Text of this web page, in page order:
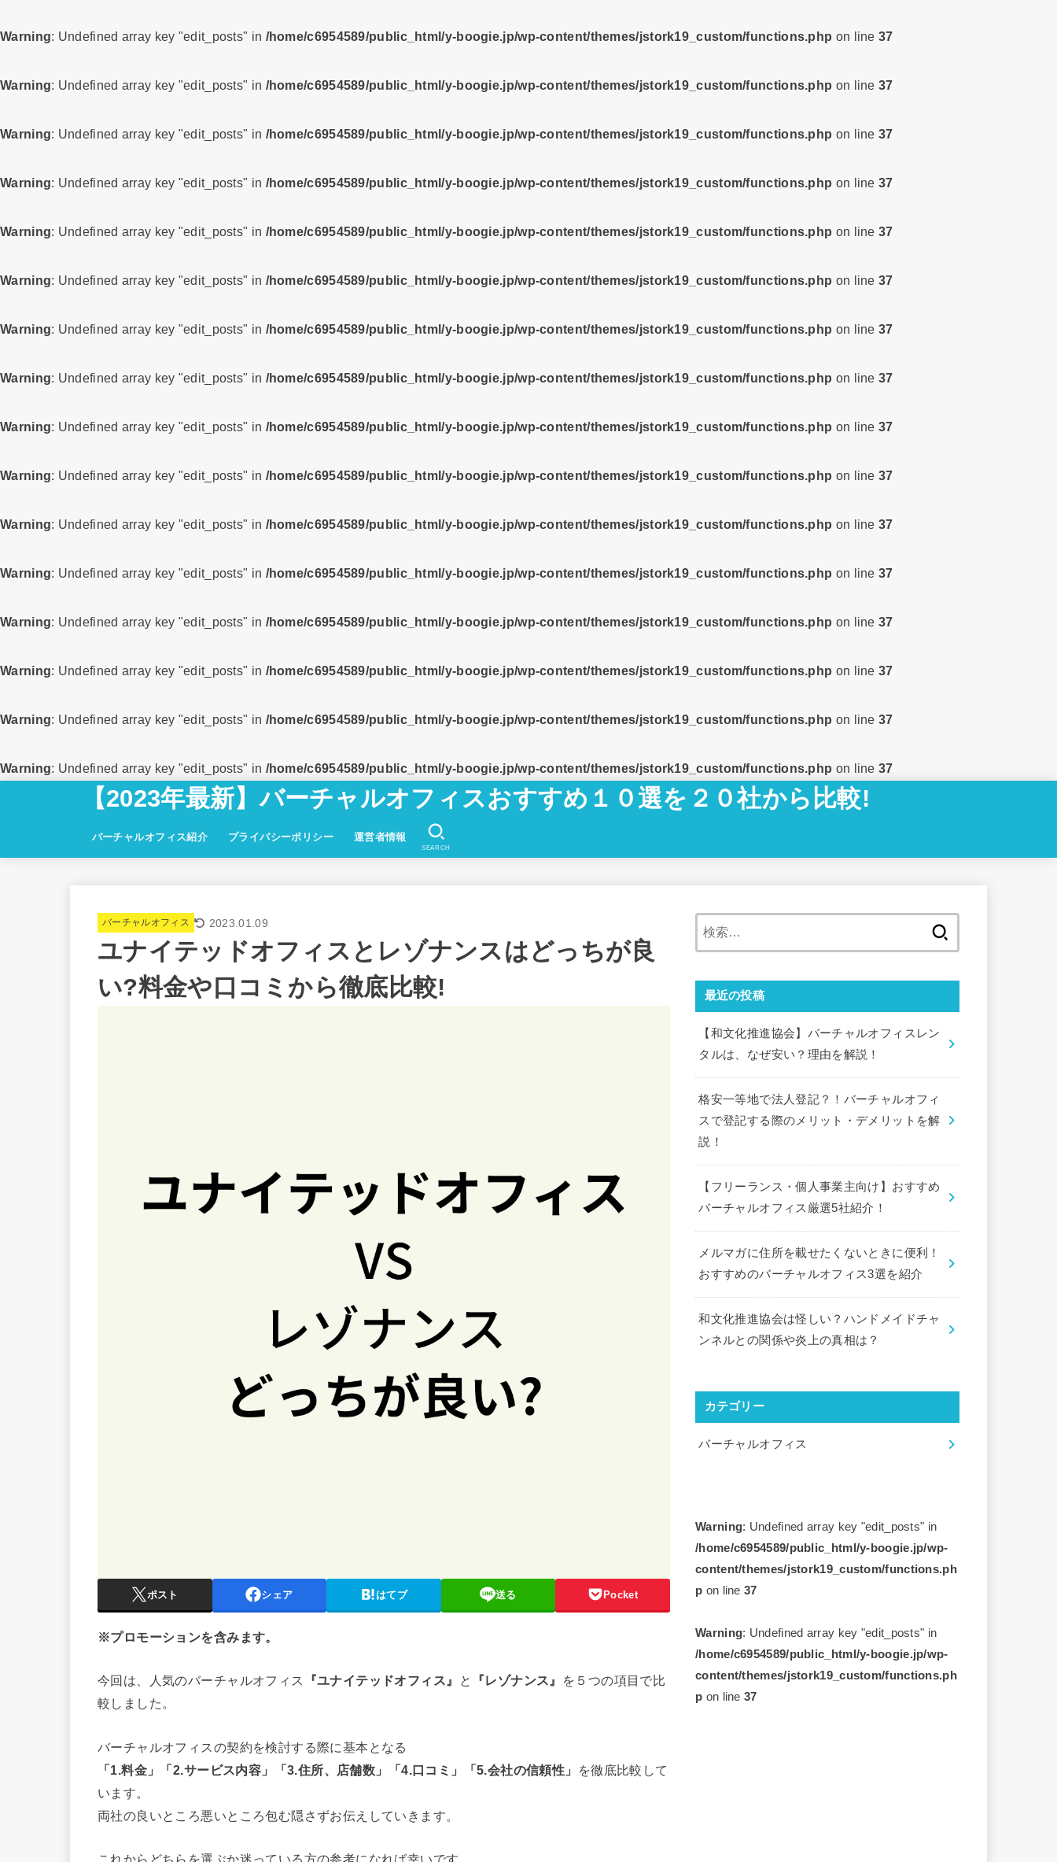
Warning: Undefined array key "edit_posts" in /home/c6954589/public_html/y-boogie.jp/wp-content/themes/jstork19_custom/functions.php on line37
Warning: Undefined array key "edit_posts" in /home/c6954589/public_html/y-boogie.jp/wp-content/themes/jstork19_custom/functions.php on line37
Warning: Undefined array key "edit_posts" in /home/c6954589/public_html/y-boogie.jp/wp-content/themes/jstork19_custom/functions.php on line37
Warning: Undefined array key "edit_posts" in /home/c6954589/public_html/y-boogie.jp/wp-content/themes/jstork19_custom/functions.php on line37
Warning: Undefined array key "edit_posts" in /home/c6954589/public_html/y-boogie.jp/wp-content/themes/jstork19_custom/functions.php on line37
Warning: Undefined array key "edit_posts" in /home/c6954589/public_html/y-boogie.jp/wp-content/themes/jstork19_custom/functions.php on line37
Warning: Undefined array key "edit_posts" in /home/c6954589/public_html/y-boogie.jp/wp-content/themes/jstork19_custom/functions.php on line37
Warning: Undefined array key "edit_posts" in /home/c6954589/public_html/y-boogie.jp/wp-content/themes/jstork19_custom/functions.php on line37
Warning: Undefined array key "edit_posts" in /home/c6954589/public_html/y-boogie.jp/wp-content/themes/jstork19_custom/functions.php on line37
Warning: Undefined array key "edit_posts" in /home/c6954589/public_html/y-boogie.jp/wp-content/themes/jstork19_custom/functions.php on line37
Warning: Undefined array key "edit_posts" in /home/c6954589/public_html/y-boogie.jp/wp-content/themes/jstork19_custom/functions.php on line37
Warning: Undefined array key "edit_posts" in /home/c6954589/public_html/y-boogie.jp/wp-content/themes/jstork19_custom/functions.php on line37
Warning: Undefined array key "edit_posts" in /home/c6954589/public_html/y-boogie.jp/wp-content/themes/jstork19_custom/functions.php on line37
Warning: Undefined array key "edit_posts" in /home/c6954589/public_html/y-boogie.jp/wp-content/themes/jstork19_custom/functions.php on line37
Warning: Undefined array key "edit_posts" in /home/c6954589/public_html/y-boogie.jp/wp-content/themes/jstork19_custom/functions.php on line37
Warning: Undefined array key "edit_posts" in /home/c6954589/public_html/y-boogie.jp/wp-content/themes/jstork19_custom/functions.php on line37
【2023年最新】バーチャルオフィスおすすめ１０選を２０社から比較!
バーチャルオフィス紹介 プライバシーポリシー 運営者情報
SEARCH
バーチャルオフィス 2023.01.09
ユナイテッドオフィスとレゾナンスはどっちが良
い?料金や口コミから徹底比較!
ポスト シェア はてブ 送る Pocket
※プロモーションを含みます。
今回は、人気のバーチャルオフィス 『ユナイテッドオフィス』 と 『レゾナンス』
を５つの項目で比
較しました。
バーチャルオフィスの契約を検討する際に基本となる
「1.料金」「2.サービス内容」「3.住所、店舗数」「4.口コミ」「5.会社の信頼性」
を徹底比較して
います。
両社の良いところ悪いところ包む隠さずお伝えしていきます。
これからどちらを選ぶか迷っている方の参考になれば幸いです。
最近の投稿
【和文化推進協会】バーチャルオフィスレン
タルは、なぜ安い？理由を解説！
格安一等地で法人登記？！バーチャルオフィ
スで登記する際のメリット・デメリットを解
説！
【フリーランス・個人事業主向け】おすすめ
バーチャルオフィス厳選5社紹介！
メルマガに住所を載せたくないときに便利！
おすすめのバーチャルオフィス3選を紹介
和文化推進協会は怪しい？ハンドメイドチャ
ンネルとの関係や炎上の真相は？
カテゴリー
バーチャルオフィス
Warning: Undefined array key "edit_posts" in
/home/c6954589/public_html/y-boogie.jp/wp-
content/themes/jstork19_custom/functions.ph
p on line37
Warning: Undefined array key "edit_posts" in
/home/c6954589/public_html/y-boogie.jp/wp-
content/themes/jstork19_custom/functions.ph
p on line37